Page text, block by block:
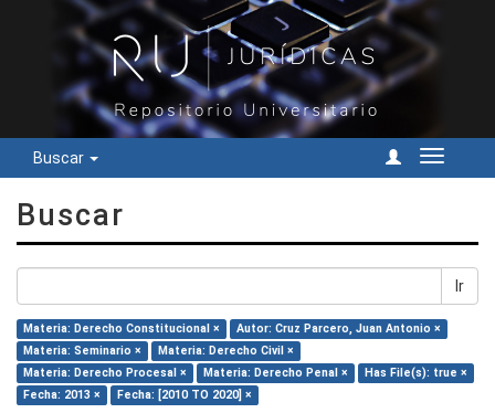
Buscar
Cambiar
Buscar
Ir
Materia: Derecho Constitucional ×
Autor: Cruz Parcero, Juan Antonio ×
Materia: Seminario ×
Materia: Derecho Civil ×
Materia: Derecho Procesal ×
Materia: Derecho Penal ×
Has File(s): true ×
Fecha: 2013 ×
Fecha: [2010 TO 2020] ×